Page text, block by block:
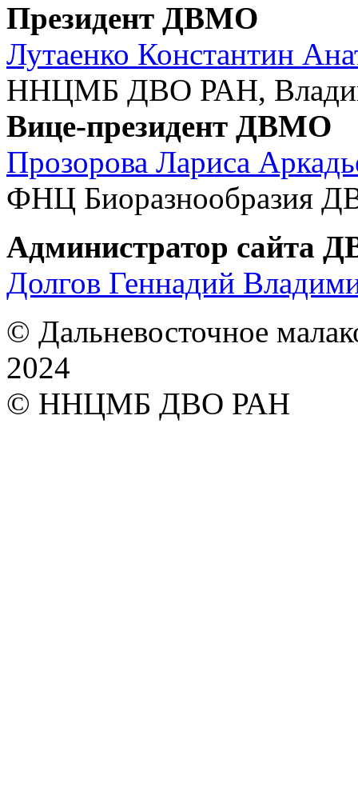
Президент ДВМО
Лутаенко Константин
ННЦМБ ДВО РАН,
Вице-президент ДВМО
Прозорова Лариса
ФНЦ Биоразнообразия
Администратор сайта
Долгов Геннадий
© Дальневосточное
2024
© ННЦМБ ДВО РАН